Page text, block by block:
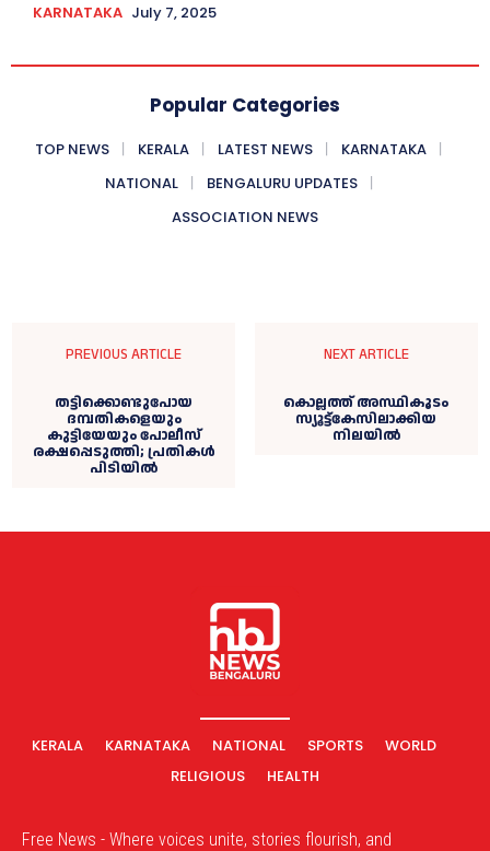
KARNATAKA July 7, 2025
Popular Categories
TOP NEWS KERALA LATEST NEWS
KARNATAKA
NATIONAL
BENGALURU UPDATES
ASSOCIATION NEWS
PREVIOUS ARTICLE
തട്ടിക്കൊണ്ടുപോയ
ദമ്പതികളെയും
കുട്ടിയേയും പോലീസ്
രക്ഷപ്പെടുത്തി; പ്രതികള്‍
പിടിയില്‍
NEXT ARTICLE
കൊല്ലത്ത് അസ്ഥികൂടം
സ്യൂട്ട്കേസിലാക്കിയ
നിലയിൽ
KERALA KARNATAKA NATIONAL SPORTS
WORLD
RELIGIOUS
HEALTH
Free News - Where voices unite, stories flourish, and